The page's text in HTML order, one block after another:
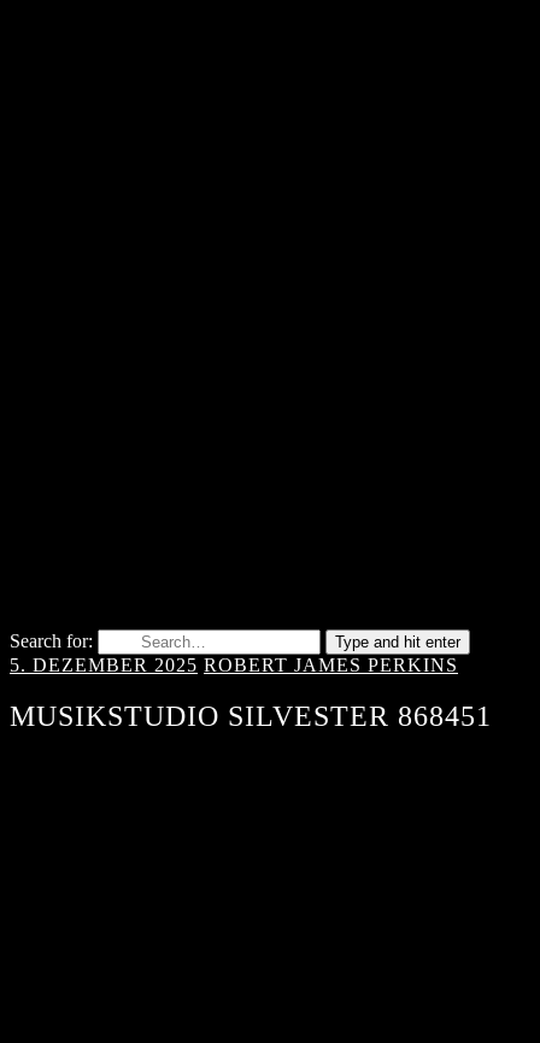
Search for: Type and hit enter
5. DEZEMBER 2025 ROBERT JAMES PERKINS
MUSIKSTUDIO SILVESTER 868451